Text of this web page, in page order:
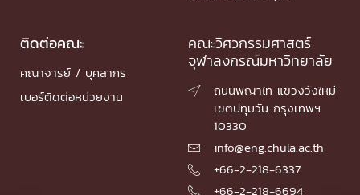
ติดต่อคณะ
คณาจารย์ / บุคลากร
เบอร์ติดต่อหน่วยงาน
คณะวิศวกรรมศาสตร์
จุฬาลงกรณ์มหาวิทยาลัย

ถนนพญาไท แขวงวังใหม่
เขตปทุมวัน กรุงเทพฯ
10330
 info@eng.chula.ac.th
 +66-2-218-6337
 +66-2-218-6694